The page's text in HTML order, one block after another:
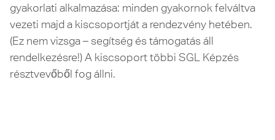
gyakorlati alkalmazása: minden gyakornok felváltva
vezeti majd a kiscsoportját a rendezvény hetében.
(Ez nem vizsga – segítség és támogatás áll
rendelkezésre!) A kiscsoport többi SGL Képzés
résztvevőből fog állni.